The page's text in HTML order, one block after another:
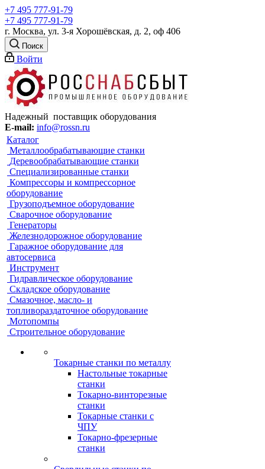
+7 495 777-91-79
+7 495 777-91-79
г. Москва, ул. 3-я Хорошёвская, д. 2, оф 406
Поиск
Войти
Надежный поставщик оборудования
E-mail: info@rossn.ru
Каталог
Металлообрабатывающие станки
Деревообрабатывающие станки
Специализированные станки
Компрессоры и компрессорное
оборудование
Грузоподъемное оборудование
Сварочное оборудование
Генераторы
Железнодорожное оборудование
Гаражное оборудование для
автосервиса
Инструмент
Гидравлическое оборудование
Складское оборудование
Смазочное, масло- и
топливораздаточное оборудование
Мотопомпы
Строительное оборудование
Токарные станки по металлу
Настольные токарные
станки
Токарно-винторезные
станки
Токарные станки с
ЧПУ
Токарно-фрезерные
станки